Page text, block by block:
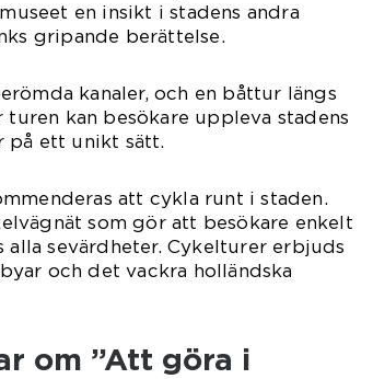
en insikt i stadens andra
gripande berättelse.
kanaler, och en båttur längs
kan besökare uppleva stadens
på ett unikt sätt.
att cykla runt i staden.
som gör att besökare enkelt
sevärdheter. Cykelturer erbjuds
och det vackra holländska
om ”Att göra i